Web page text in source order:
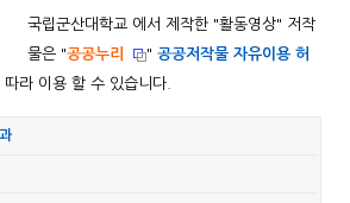
국립군산대학교 에서 제작한 "활동영상" 저작
물은 "공공누리 "공공저작물 자유이용 허
라 이용 할 수 있습니다.